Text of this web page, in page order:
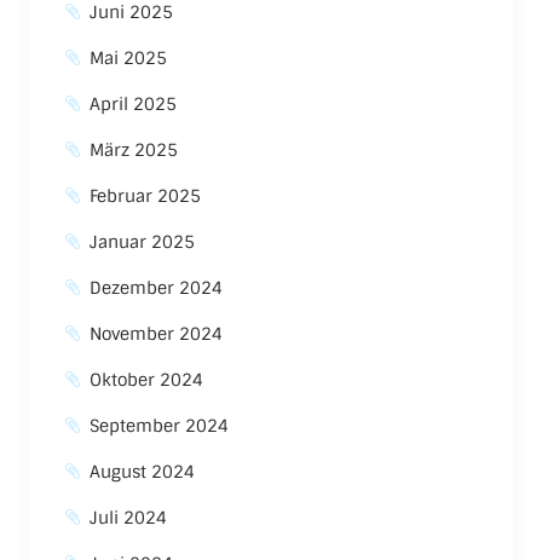
Juni 2025
Mai 2025
April 2025
März 2025
Februar 2025
Januar 2025
Dezember 2024
November 2024
Oktober 2024
September 2024
August 2024
Juli 2024